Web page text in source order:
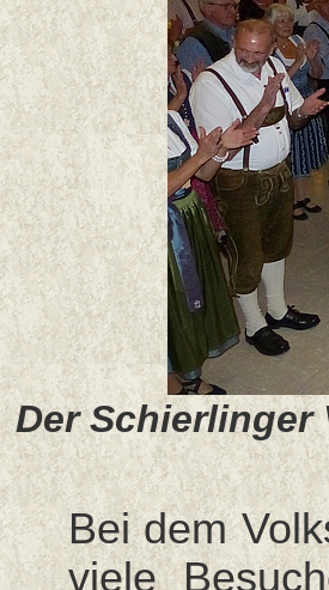
Der Schierlinger
Bei dem
viele